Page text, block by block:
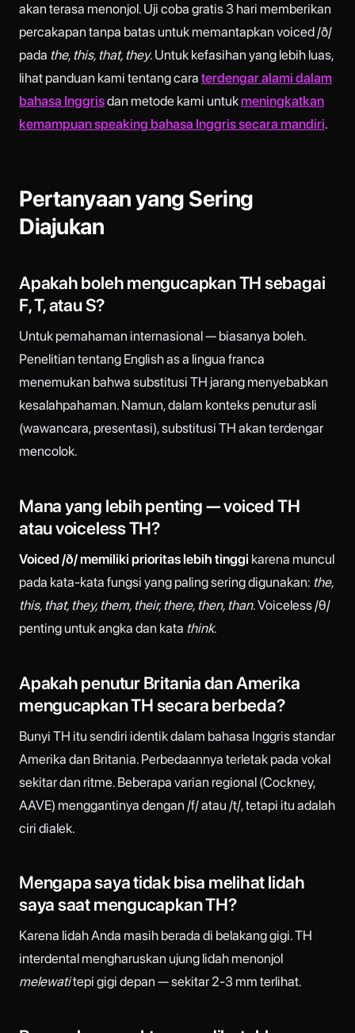
akan terasa menonjol. Uji coba gratis 3 hari memberikan
percakapan tanpa batas untuk memantapkan voiced /ð/
pada the, this, that, they. Untuk kefasihan yang lebih luas,
lihat panduan kami tentang cara terdengar alami dalam
bahasa Inggrisdan metode kami untukmeningkatkan
kemampuan speaking bahasa Inggris secara mandiri.
Pertanyaan yang Sering
Diajukan
Apakah boleh mengucapkan TH sebagai
F, T, atau S?
Untuk pemahaman internasional — biasanya boleh.
Penelitian tentang English as a lingua franca
menemukan bahwa substitusi TH jarang menyebabkan
kesalahpahaman. Namun, dalam konteks penutur asli
(wawancara, presentasi), substitusi TH akan terdengar
mencolok.
Mana yang lebih penting — voiced TH
atau voiceless TH?
Voiced /ð/ memiliki prioritas lebih tinggi karena muncul
pada kata-kata fungsi yang paling sering digunakan: the,
this, that, they, them, their, there, then, than. Voiceless /θ/
penting untuk angka dan kata think.
Apakah penutur Britania dan Amerika
mengucapkan TH secara berbeda?
Bunyi TH itu sendiri identik dalam bahasa Inggris standar
Amerika dan Britania. Perbedaannya terletak pada vokal
sekitar dan ritme. Beberapa varian regional (Cockney,
AAVE) menggantinya dengan /f/ atau /t/, tetapi itu adalah
ciri dialek.
Mengapa saya tidak bisa melihat lidah
saya saat mengucapkan TH?
Karena lidah Anda masih berada di belakang gigi. TH
interdental mengharuskan ujung lidah menonjol
melewatitepi gigi depan — sekitar 2-3 mm terlihat.